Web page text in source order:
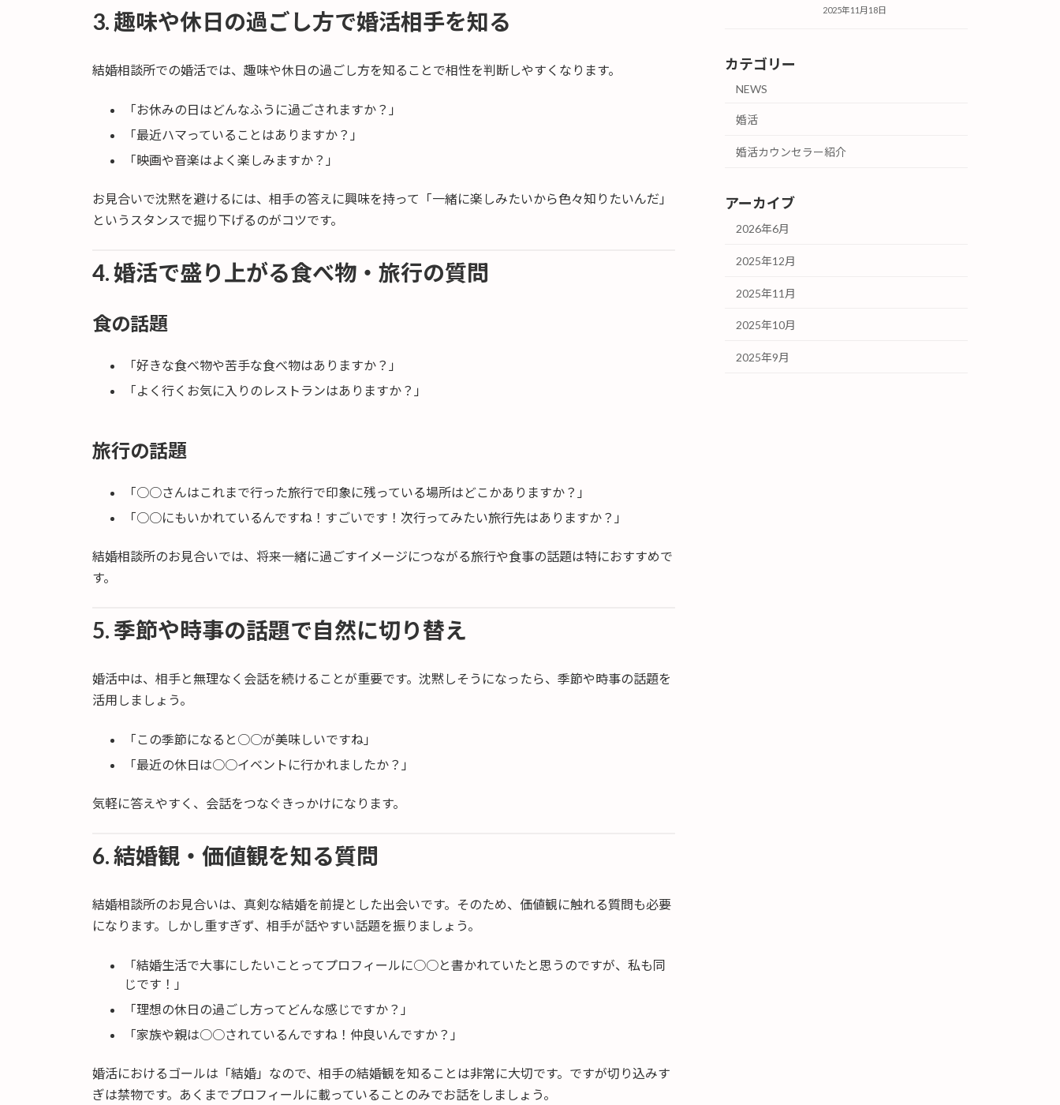
3. 趣味や休日の過ごし方で婚活相手を知る
結婚相談所での婚活では、趣味や休日の過ごし方を知ることで相性を判断しやすくなります。
「お休みの日はどんなふうに過ごされますか？」
「最近ハマっていることはありますか？」
「映画や音楽はよく楽しみますか？」
お見合いで沈黙を避けるには、相手の答えに興味を持って「一緒に楽しみたいから色々知りたいんだ」
というスタンスで掘り下げるのがコツです。
4. 婚活で盛り上がる食べ物・旅行の質問
食の話題
「好きな食べ物や苦手な食べ物はありますか？」
「よく行くお気に入りのレストランはありますか？」
旅行の話題
「○○さんはこれまで行った旅行で印象に残っている場所はどこかありますか？」
「○○にもいかれているんですね！すごいです！次行ってみたい旅行先はありますか？」
結婚相談所のお見合いでは、将来一緒に過ごすイメージにつながる旅行や食事の話題は特におすすめで
す。
5. 季節や時事の話題で自然に切り替え
婚活中は、相手と無理なく会話を続けることが重要です。沈黙しそうになったら、季節や時事の話題を
活用しましょう。
「この季節になると○○が美味しいですね」
「最近の休日は○○イベントに行かれましたか？」
気軽に答えやすく、会話をつなぐきっかけになります。
6. 結婚観・価値観を知る質問
結婚相談所のお見合いは、真剣な結婚を前提とした出会いです。そのため、価値観に触れる質問も必要
になります。しかし重すぎず、相手が話やすい話題を振りましょう。
「結婚生活で大事にしたいことってプロフィールに○○と書かれていたと思うのですが、私も同
じです！」
「理想の休日の過ごし方ってどんな感じですか？」
「家族や親は○○されているんですね！仲良いんですか？」
婚活におけるゴールは「結婚」なので、相手の結婚観を知ることは非常に大切です。ですが切り込みす
ぎは禁物です。あくまでプロフィールに載っていることのみでお話をしましょう。
2025年11月18日
カテゴリー
NEWS
婚活
婚活カウンセラー紹介
アーカイブ
2026年6月
2025年12月
2025年11月
2025年10月
2025年9月